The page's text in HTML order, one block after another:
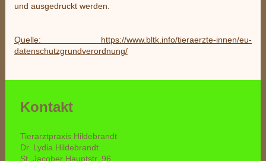
und ausgedruckt werden.
Quelle: https://www.bltk.info/tieraerzte-innen/eu-
datenschutzgrundverordnung/
Kontakt
Tierarztpraxis Hildebrandt
Dr. Lydia Hildebrandt
St. Jacober Hauptstr. 96